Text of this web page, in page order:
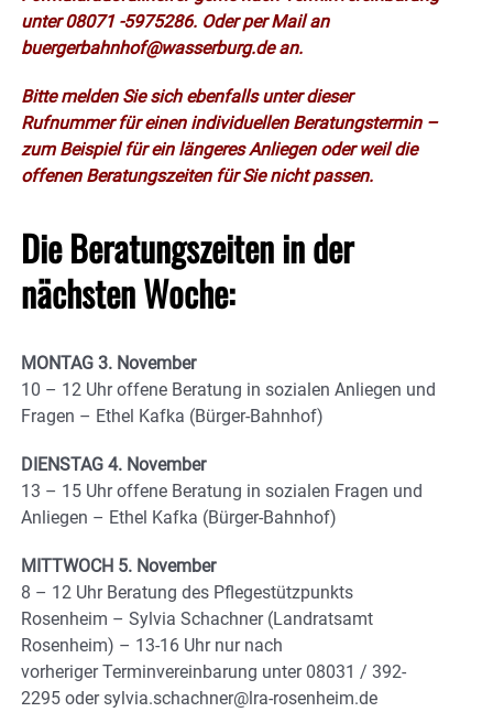
unter 08071 -5975286. Oder per Mail an
buergerbahnhof@wasserburg.de an.
Bitte melden Sie sich ebenfalls unter dieser
Rufnummer für einen individuellen Beratungstermin –
zum Beispiel für ein längeres Anliegen oder weil die
offenen Beratungszeiten für Sie nicht passen.
Die Beratungszeiten in der
nächsten Woche:
MONTAG 3. November
10 – 12 Uhr offene Beratung in sozialen Anliegen und
Fragen – Ethel Kafka (Bürger-Bahnhof)
DIENSTAG 4. November
13 – 15 Uhr offene Beratung in sozialen Fragen und
Anliegen – Ethel Kafka (Bürger-Bahnhof)
MITTWOCH 5. November
8 – 12 Uhr Beratung des Pflegestützpunkts
Rosenheim – Sylvia Schachner (Landratsamt
Rosenheim) – 13-16 Uhr nur nach
vorheriger Terminvereinbarung unter 08031 / 392-
2295 oder sylvia.schachner@lra-rosenheim.de